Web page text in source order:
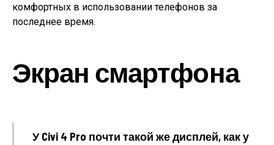
комфортных в использовании телефонов за
последнее время.
Экран смартфона
У Civi 4 Pro почти такой же дисплей, как у